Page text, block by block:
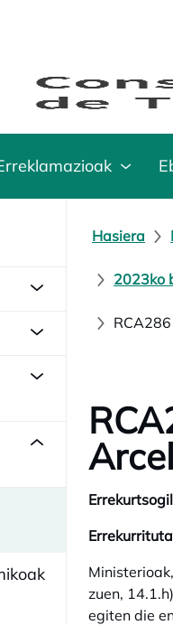
Hasiera
2023ko
zuen,
egiten die